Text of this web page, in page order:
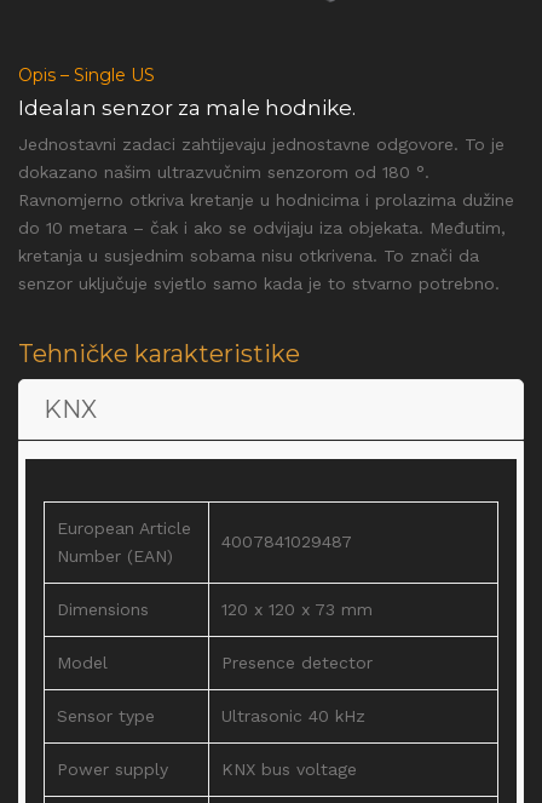
Opis – Single US
Idealan senzor za male hodnike.
Jednostavni zadaci zahtijevaju jednostavne odgovore. To je
dokazano našim ultrazvučnim senzorom od 180 °.
Ravnomjerno otkriva kretanje u hodnicima i prolazima dužine
do 10 metara – čak i ako se odvijaju iza objekata. Međutim,
kretanja u susjednim sobama nisu otkrivena. To znači da
senzor uključuje svjetlo samo kada je to stvarno potrebno.
Tehničke karakteristike
KNX
European Article
Number (EAN)
4007841029487
Dimensions 120 x 120 x 73 mm
Model Presence detector
Sensor type Ultrasonic 40 kHz
Power supply KNX bus voltage